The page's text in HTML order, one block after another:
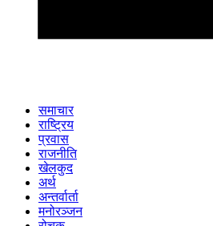
समाचार
राष्ट्रिय
प्रवास
राजनीति
खेलकुद
अर्थ
अन्तर्वार्ता
मनोरञ्जन